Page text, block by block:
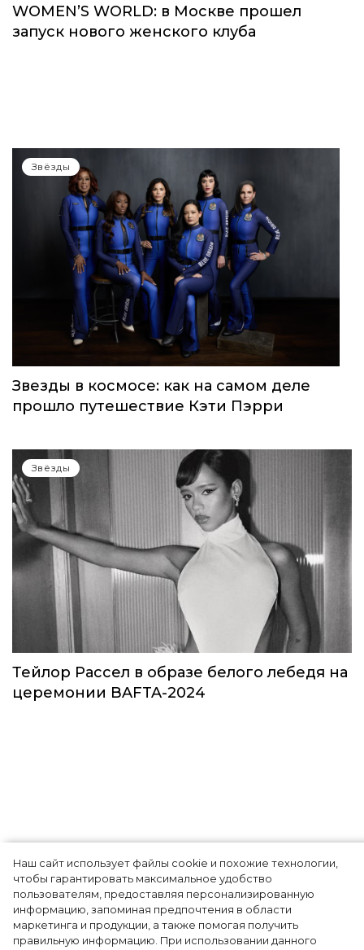
Наш сайт использует файлы cookie и похожие технологии,
чтобы гарантировать максимальное удобство
пользователям, предоставляя персонализированную
информацию, запоминая предпочтения в области
маркетинга и продукции, а также помогая получить
правильную информацию. При использовании данного
Звёзды
WOMEN’S WORLD: в Москве прошел
запуск нового женского клуба
Звёзды
Звезды в космосе: как на самом деле
прошло путешествие Кэти Пэрри
Тейлор Рассел в образе белого лебедя на
церемонии BAFTA-2024